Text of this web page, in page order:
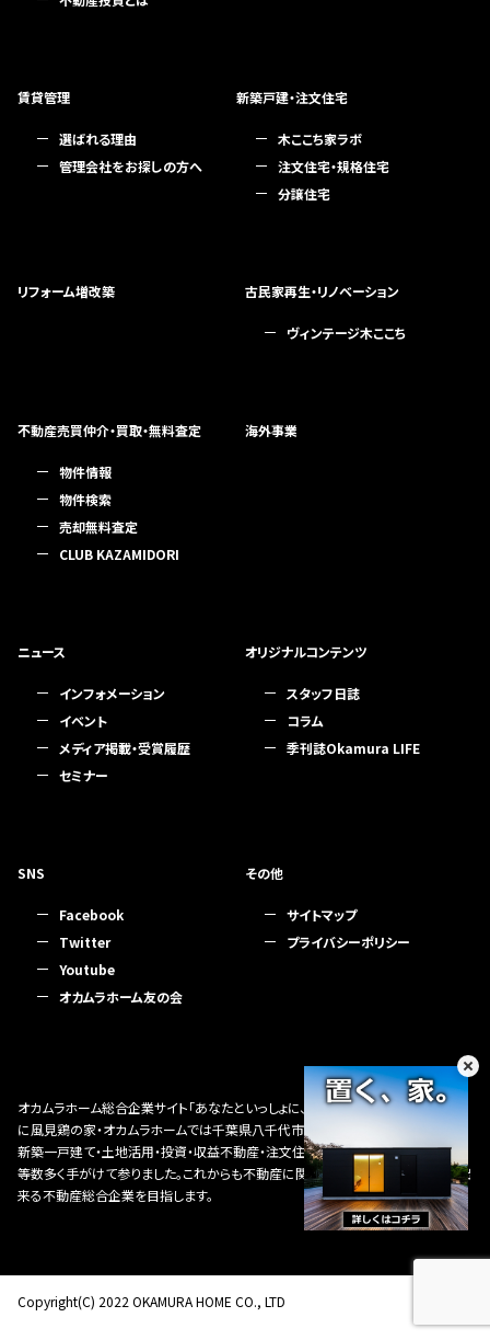
賃貸管理
選ばれる理由
管理会社をお探しの方へ
新築戸建・注文住宅
木ここち家ラボ
注文住宅・規格住宅
分譲住宅
リフォーム増改築 古民家再生・リノベーション
ヴィンテージ木ここち
不動産売買仲介・買取・無料査定
物件情報
物件検索
売却無料査定
CLUB KAZAMIDORI
海外事業
ニュース
インフォメーション
イベント
メディア掲載・受賞履歴
セミナー
オリジナルコンテンツ
スタッフ日誌
コラム
季刊誌Okamura LIFE
SNS
Facebook
Twitter
Youtube
オカムラホーム友の会
その他
サイトマップ
プライバシーポリシー
オカムラホーム総合企業サイト「あなたといっしょに、夢の一歩先へ」をスローガン
に風見鶏の家・オカムラホームでは千葉県八千代市・習志野市・船橋市を中心に
新築一戸建て・土地活用・投資・収益不動産・注文住宅・新築住宅・分譲住宅・建売
等数多く手がけて参りました。これからも不動産に関する様々なニーズにお応え出
来る不動産総合企業を目指します。
Copyright(C) 2022 OKAMURA HOME CO., LTD